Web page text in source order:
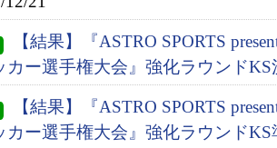
【結果】『ASTRO SPORTS
カー選手権大会』強化ラウンドKS
【結果】『ASTRO SPORTS
カー選手権大会』強化ラウンドKS